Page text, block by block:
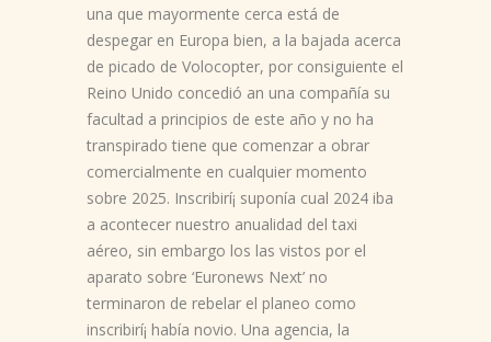
una que mayormente cerca está de
despegar en Europa bien, a la bajada acerca
de picado de Volocopter, por consiguiente el
Reino Unido concedió an una compañía su
facultad a principios de este año y no ha
transpirado tiene que comenzar a obrar
comercialmente en cualquier momento
sobre 2025. Inscribirí¡ suponía cual 2024 iba
a acontecer nuestro anualidad del taxi
aéreo, sin embargo los las vistos por el
aparato sobre ‘Euronews Next’ no
terminaron de rebelar el planeo como
inscribirí¡ había novio. Una agencia, la